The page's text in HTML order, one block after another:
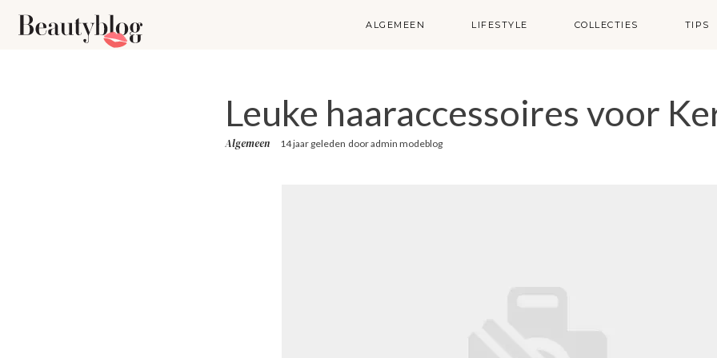
ALGEMEEN LIFESTYLE COLLECTIES TIPS
Leuke haaraccessoires voor
Algemeen 14 jaar geleden dooradmin modeblog